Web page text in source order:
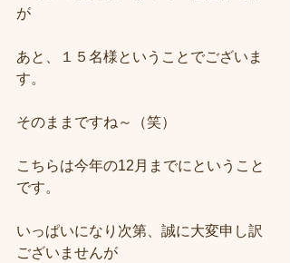
が
あと、１５名様ということでございま
す。
そのままですね～（笑）
こちらは今年の12月までにということ
です。
いっぱいになり次第、誠に大変申し訳
ございませんが